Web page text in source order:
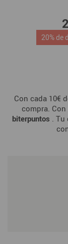
20% de
Con cada 10€
compra.
biterpuntos .